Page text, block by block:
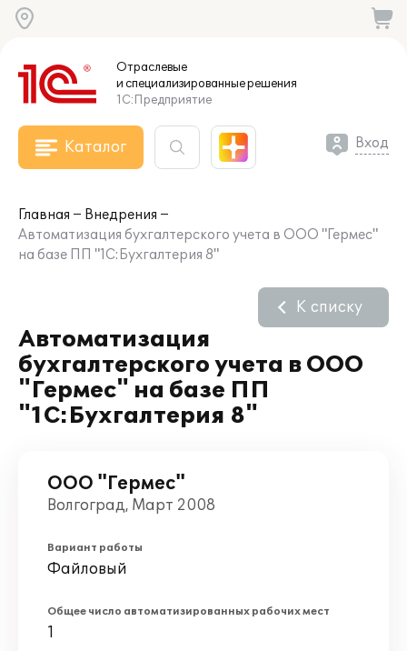
Отраслевые
и специализированныерешения
1С:Предприятие
Каталог Вход
Главная
Внедрения
Автоматизация бухгалтерского учета в ООО "Гермес"
на базе ПП "1С:Бухгалтерия 8"
Автоматизация
бухгалтерского учета в ООО
"Гермес" на базе ПП
"1С:Бухгалтерия 8"
К списку
ООО "Гермес"
Волгоград, Март 2008
Вариант работы
Файловый
Общее число автоматизированных рабочих мест
1